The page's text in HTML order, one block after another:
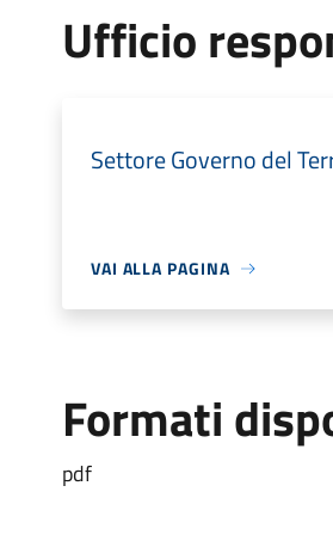
Ufficio
Settore Governo del
VAI ALLA PAGINA
Formati
pdf